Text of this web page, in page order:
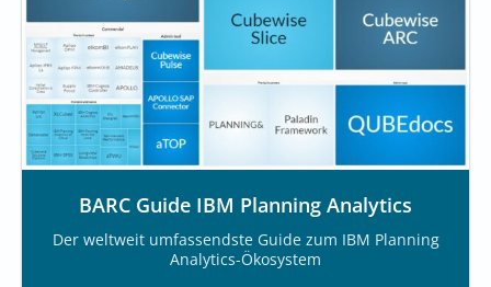
BARC Guide IBM Planning Analytics
Der weltweit umfassendste Guide zum IBM Planning
Analytics-Ökosystem